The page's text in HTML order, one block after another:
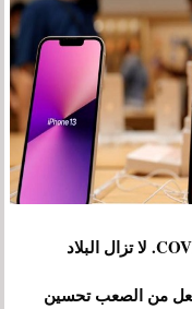
لا تزال الصين تعاني من آثار جائحة COVID-19. لا تزال البلاد
من الصعب تحسين